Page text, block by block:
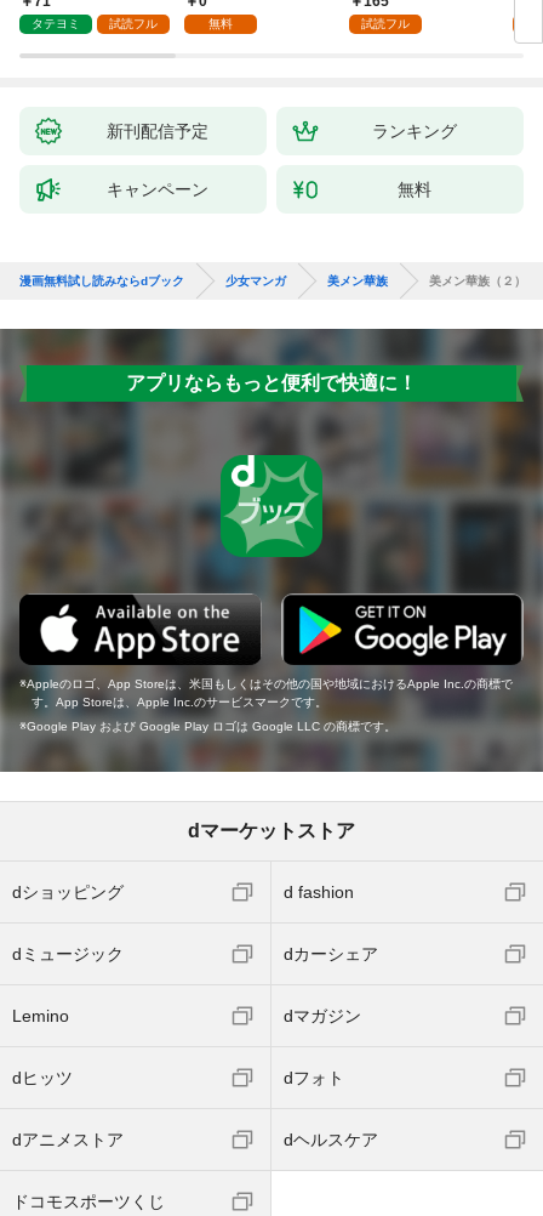
タテヨミ 試読フル 無料
で、責任とってもらい
試読フル
新刊配信予定 ランキング
キャンペーン 無料
漫画無料試し読みならdブック 少女マンガ 美メン華族 美メン華族（２）
アプリならもっと便利で快適に！
Appleのロゴ、App Storeは、米国もしくはその他の国や地域におけるApple Inc.の商標で
す。App Storeは、Apple Inc.のサービスマークです。
Google Play および Google Play ロゴは Google LLC の商標です。
dマーケットストア
dショッピング d fashion
dミュージック dカーシェア
Lemino dマガジン
dヒッツ dフォト
dアニメストア dヘルスケア
ドコモスポーツくじ